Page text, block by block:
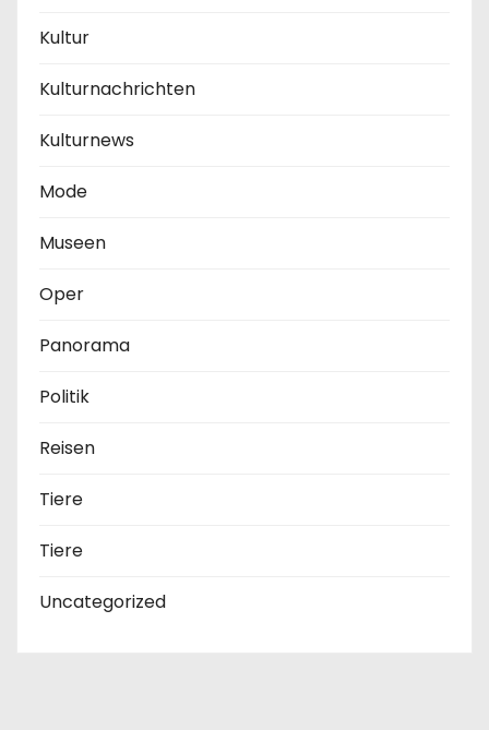
Kultur
Kulturnachrichten
Kulturnews
Mode
Museen
Oper
Panorama
Politik
Reisen
Tiere
Tiere
Uncategorized